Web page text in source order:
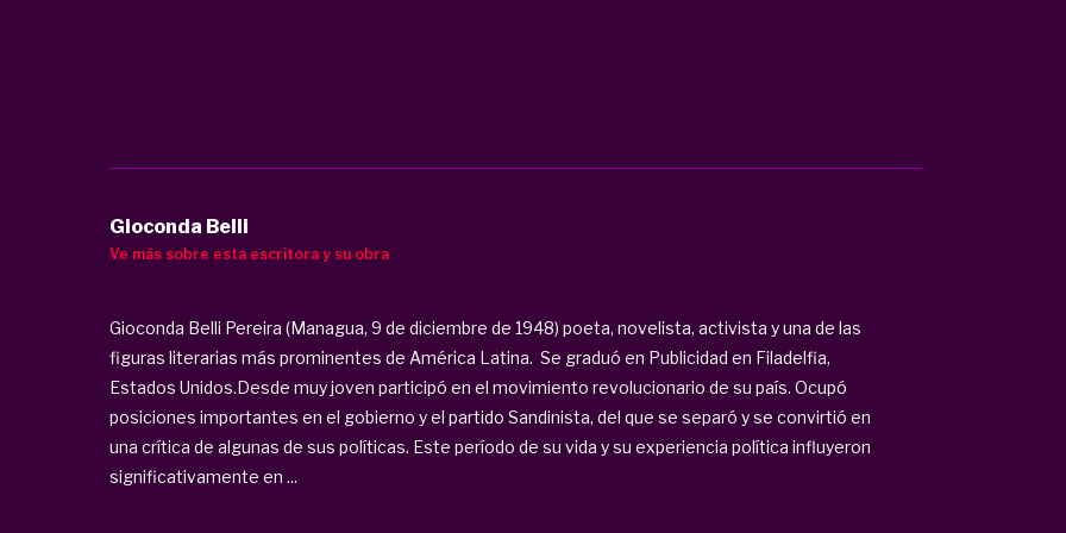
Gioconda Belli
Ve más sobre esta escritora y su obra
Gioconda Belli Pereira (Managua, 9 de diciembre de 1948) poeta, novelista, activista y una de las
figuras literarias más prominentes de América Latina. Se graduó en Publicidad en Filadelfia,
Estados Unidos.Desde muy joven participó en el movimiento revolucionario de su país. Ocupó
posiciones importantes en el gobierno y el partido Sandinista, del que se separó y se convirtió en
una crítica de algunas de sus políticas. Este período de su vida y su experiencia política influyeron
significativamente en ...